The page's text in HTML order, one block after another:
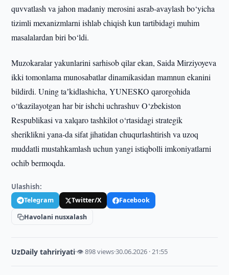
quvvatlash va jahon madaniy merosini asrab-avaylash bo‘yicha
tizimli mexanizmlarni ishlab chiqish kun tartibidagi muhim
masalalardan biri bo‘ldi.
Muzokaralar yakunlarini sarhisob qilar ekan, Saida Mirziyoyeva
ikki tomonlama munosabatlar dinamikasidan mamnun ekanini
bildirdi. Uning taʼkidlashicha, YUNESKO qarorgohida
o‘tkazilayotgan har bir ishchi uchrashuv O‘zbekiston
Respublikasi va xalqaro tashkilot o‘rtasidagi strategik
sheriklikni yana-da sifat jihatidan chuqurlashtirish va uzoq
muddatli mustahkamlash uchun yangi istiqbolli imkoniyatlarni
ochib bermoqda.
Ulashish:
Telegram Twitter/X
Facebook
Havolani nusxalash
UzDaily tahririyati·👁 898 views·30.06.2026 · 21:55